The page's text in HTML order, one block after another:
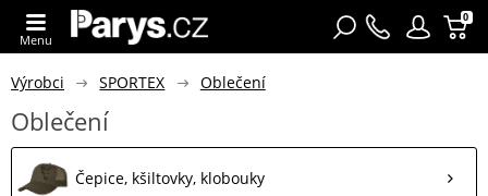
0
Menu
Výrobci SPORTEX Oblečení
Oblečení
Čepice, kšiltovky, klobouky